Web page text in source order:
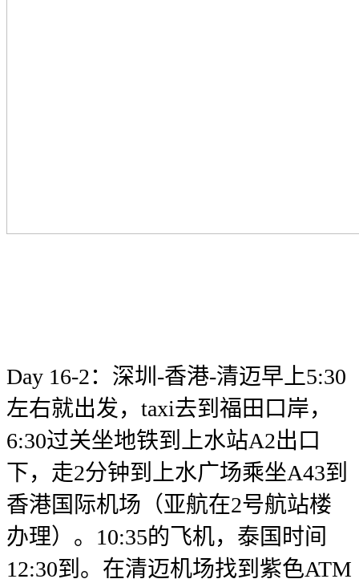
Day 16-2：深圳-香港-清迈早上5:30
左右就出发，taxi去到福田口岸，
6:30过关坐地铁到上水站A2出口
下，走2分钟到上水广场乘坐A43到
香港国际机场（亚航在2号航站楼
办理）。10:35的飞机，泰国时间
12:30到。在清迈机场找到紫色ATM